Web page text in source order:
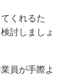
くれるた
討しましょ
員が手際よ